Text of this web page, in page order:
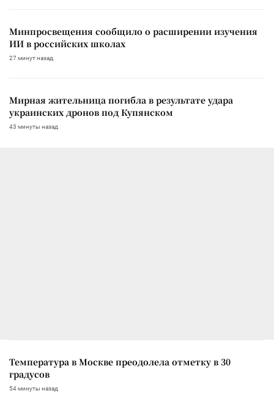
Минпросвещения сообщило о расширении изучения
ИИ в российских школах
27 минут назад
Мирная жительница погибла в результате удара
украинских дронов под Купянском
43 минуты назад
Температура в Москве преодолела отметку в 30
градусов
54 минуты назад